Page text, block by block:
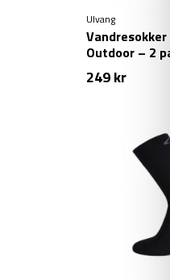
Ulvang
Vandresokker
Outdoor – 2
tilbage)
249kr